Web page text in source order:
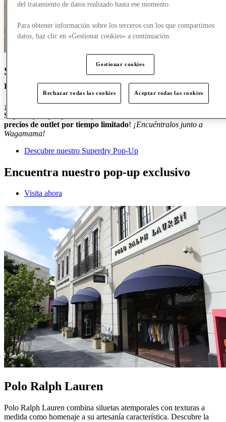
Superdry Pop-Up abre el miércoles 25 de
marzo
¡Únete a nosotros para dar la bienvenida a nuestroexclusivo
Superdry Pop-Up
precios de outlet por tiempo limitado! ¡Encuéntralos junto a
Wagamama!
Descubre nuestro Superdry Pop-Up
Encuentra nuestro pop-up exclusivo
Visita ahora
Polo Ralph Lauren
Polo Ralph Lauren combina siluetas atemporales con texturas a
medida como homenaje a su artesanía característica. Descubre la
del tratamiento de datos realizado hasta ese momento.
Para obtener información sobre los terceros con los que compartimos
datos, haz clic en «Gestionar cookies» a continuación.
Gestionar cookies
Rechazar todas las cookies Aceptar todas las cookies